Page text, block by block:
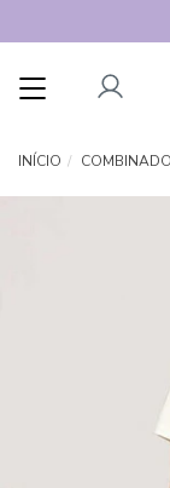
Mudar
INÍCIO